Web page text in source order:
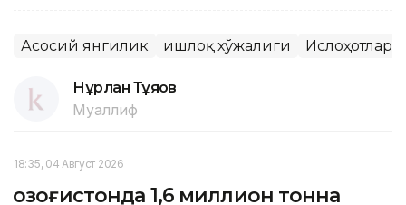
Асосий янгилик Қишлоқ хўжалиги Ислоҳотлар
Нұрлан Тұяқов
Муаллиф
18:35, 04 Август 2026
Қозоғистонда 1,6 миллион тонна